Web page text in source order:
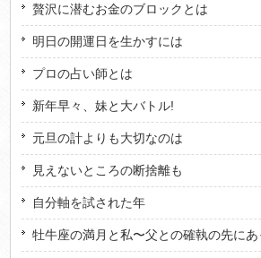
贅沢に潜むお金のブロックとは
明日の開運日を生かすには
プロの占い師とは
新年早々、妹と大バトル!
元旦の計よりも大切なのは
見えないところの断捨離も
自分軸を試された年
牡牛座の満月と私〜父との確執の先に